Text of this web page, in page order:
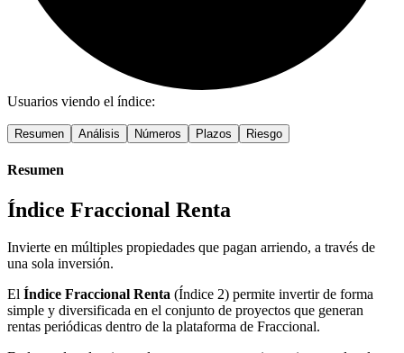
Usuarios viendo el índice:
Resumen Análisis Números Plazos Riesgo
Resumen
Índice Fraccional Renta
Invierte en múltiples propiedades que pagan arriendo, a través de
una sola inversión.
El Índice Fraccional Renta (Índice 2) permite invertir de forma
simple y diversificada en el conjunto de proyectos que generan
rentas periódicas dentro de la plataforma de Fraccional.